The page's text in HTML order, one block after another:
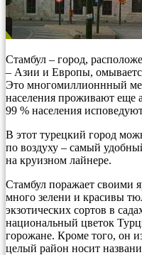
Стамбул – город,
– Азии и Европы,
Это многомиллионнный
населения проживают еще
99 % населения
В этот турецкий город
по воздуху – самый
на круизном лайнере.
Стамбул поражает своими
много зелени и красивы
экзотических сортов в
национальный цветок
горожане. Кроме того, он
целый район носит